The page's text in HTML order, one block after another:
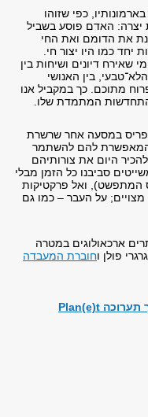
כפי שזוהו
יצרה: האדם פוסע בשביל
את הדומם ואת החי
כמו היו יצור חי.
שאירח דיונים ושיחות בין
בין האנושי
מתוכם. כך במקביל אנו
המתמדת שלו.
פריס במסעה אחר שרשרת
המאפשרת להם להשתמר
היום את צורותיהם
סביבנו כל הזמן מבלי
המתפשט), ואל פרקטיקות
על העבר – כמו גם
ארכאולוגים במטרה
פולן וחוברת המעבדה